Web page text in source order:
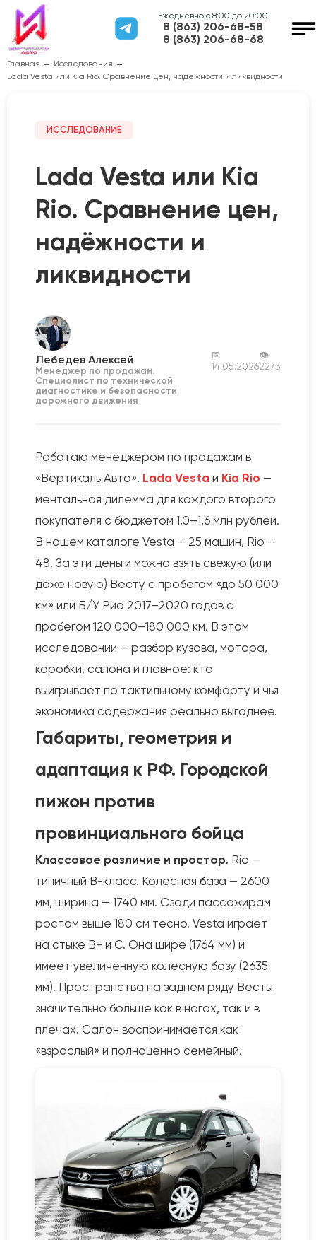
Ежедневно с 8:00 до 20:00
8 (863) 206-68-58
8 (863) 206-68-68
Главная
Исследования
Lada Vesta или Kia Rio. Сравнение цен, надёжности и ликвидности
ИССЛЕДОВАНИЕ
Lada Vesta или Kia
Rio. Сравнение цен,
надёжности и
ликвидности
Лебедев Алексей
Менеджер по продажам.
Специалист по технической
диагностике и безопасности
дорожного движения
📅
14.05.2026
👁
2273
Работаю менеджером по продажам в
«Вертикаль Авто». Lada Vesta и Kia Rio —
ментальная дилемма для каждого второго
покупателя с бюджетом 1,0–1,6 млн рублей.
В нашем каталоге Vesta — 25 машин, Rio —
48. За эти деньги можно взять свежую (или
даже новую) Весту с пробегом «до 50 000
км» или Б/У Рио 2017–2020 годов с
пробегом 120 000–180 000 км. В этом
исследовании — разбор кузова, мотора,
коробки, салона и главное: кто
выигрывает по тактильному комфорту и чья
экономика содержания реально выгоднее.
Габариты, геометрия и
адаптация к РФ. Городской
пижон против
провинциального бойца
Классовое различие и простор. Rio —
типичный B-класс. Колесная база — 2600
мм, ширина — 1740 мм. Сзади пассажирам
ростом выше 180 см тесно. Vesta играет
на стыке B+ и C. Она шире (1764 мм) и
имеет увеличенную колесную базу (2635
мм). Пространства на заднем ряду Весты
значительно больше как в ногах, так и в
плечах. Салон воспринимается как
«взрослый» и полноценно семейный.